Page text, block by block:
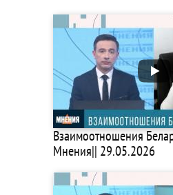
Взаимоотношения
Мнения|| 29.05.2026